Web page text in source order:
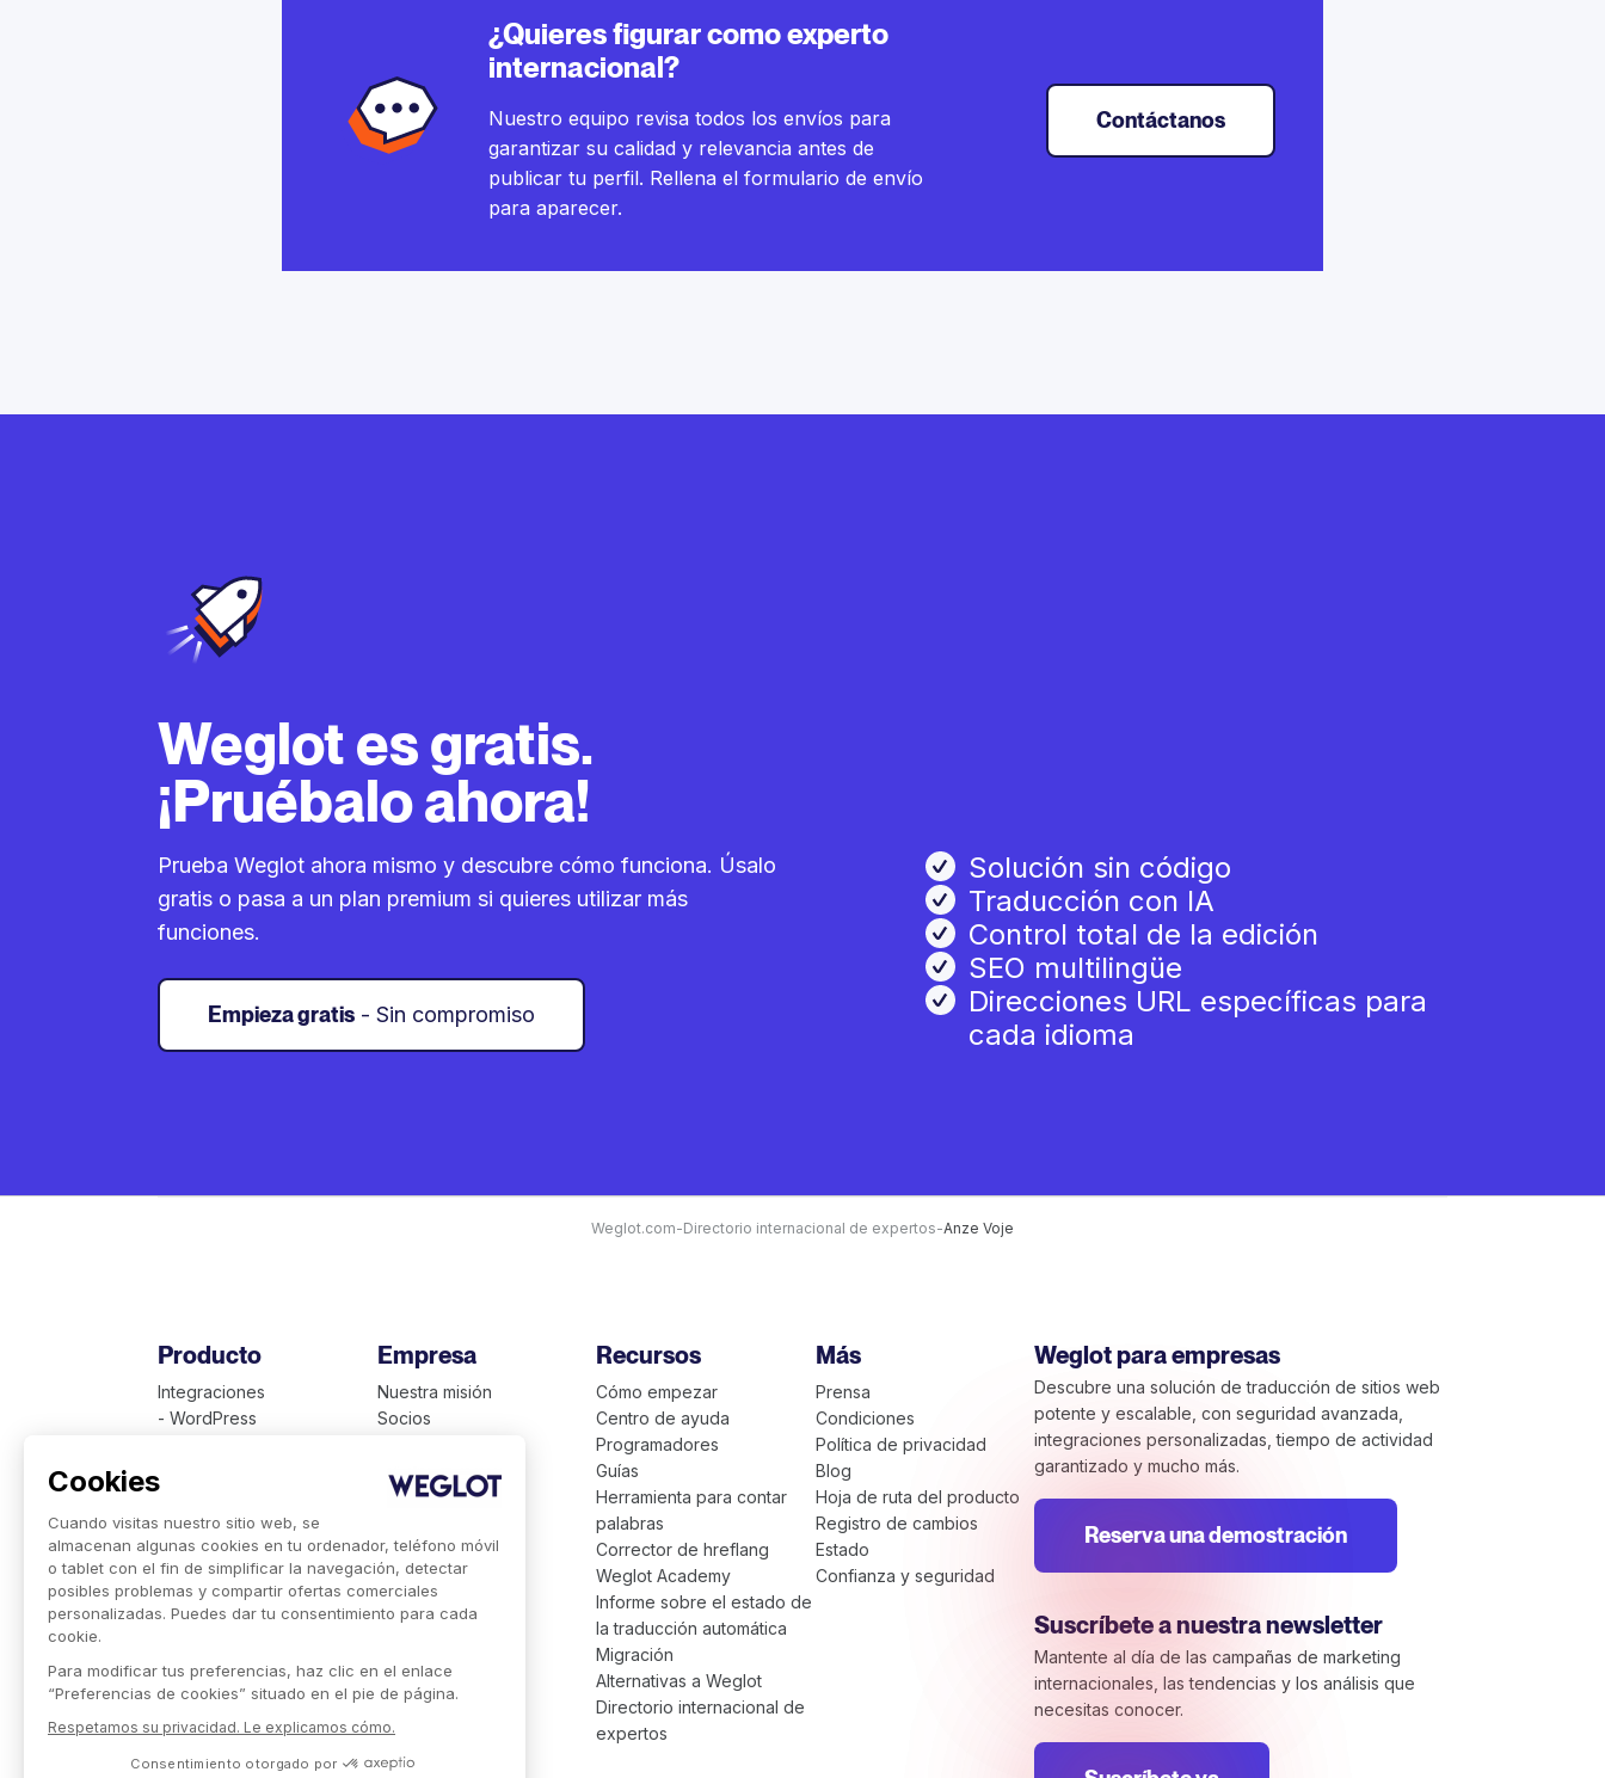
Cookies
Cuando visitas nuestro sitio web, se
almacenan algunas cookies en tu ordenador, teléfono móvil
o tablet con el fin de simplificar la navegación, detectar
posibles problemas y compartir ofertas comerciales
personalizadas. Puedes dar tu consentimiento para cada
cookie.
Para modificar tus preferencias, haz clic en el enlace
“Preferencias de cookies” situado en el pie de página.
Respetamos su privacidad. Le explicamos cómo.
Consentimiento otorgado por
¿Quieres figurar como experto
internacional?
Nuestro equipo revisa todos los envíos para
garantizar su calidad y relevancia antes de
publicar tu perfil. Rellena el formulario de envío
para aparecer.
Contáctanos
Weglot es gratis.
¡Pruébalo ahora!
Prueba Weglot ahora mismo y descubre cómo funciona. Úsalo
gratis o pasa a un plan premium si quieres utilizar más
funciones.
Empieza gratis - Sin compromiso
Solución sin código
Traducción con IA
Control total de la edición
SEO multilingüe
Direcciones URL específicas para
cada idioma
Weglot.com-Directorio internacional de expertos-Anze Voje
Producto
Integraciones
- WordPress
Clientes
Precios
Idiomas disponibles
Presentación técnica
Weglot para empresas
Empresa
Nuestra misión
Socios
Recursos
Cómo empezar
Centro de ayuda
Programadores
Guías
Herramienta para contar
palabras
Corrector de hreflang
Weglot Academy
Informe sobre el estado de
la traducción automática
Migración
Alternativas a Weglot
Directorio internacional de
expertos
Más
Prensa
Condiciones
Política de privacidad
Blog
Hoja de ruta del producto
Registro de cambios
Estado
Confianza y seguridad
Weglot para empresas
Descubre una solución de traducción de sitios web
potente y escalable, con seguridad avanzada,
integraciones personalizadas, tiempo de actividad
garantizado y mucho más.
Reserva una demostración
Suscríbete a nuestra newsletter
Mantente al día de las campañas de marketing
internacionales, las tendencias y los análisis que
necesitas conocer.